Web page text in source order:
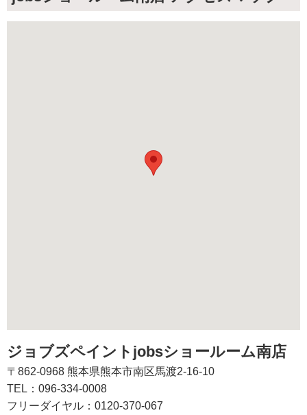
ジョブズペイントjobsショールーム南店
〒862-0968 熊本県熊本市南区馬渡2-16-10
TEL：096-334-0008
フリーダイヤル：0120-370-067